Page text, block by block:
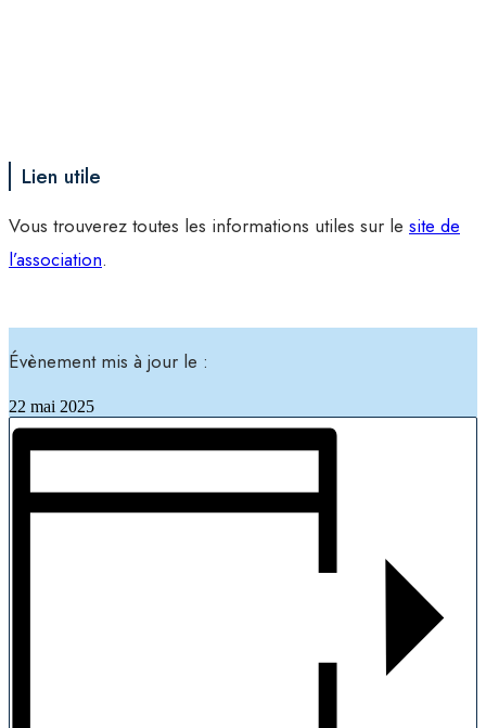
Lien utile
Vous trouverez toutes les informations utiles sur le site de
l’association.
Évènement mis à jour le :
22 mai 2025